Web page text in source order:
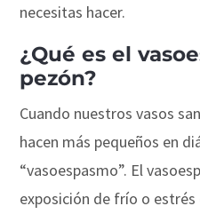
necesitas hacer.
¿Qué es el
pezón?
Cuando nuestros vasos
hacen más pequeños en
“vasoespasmo”. El
exposición de frío o